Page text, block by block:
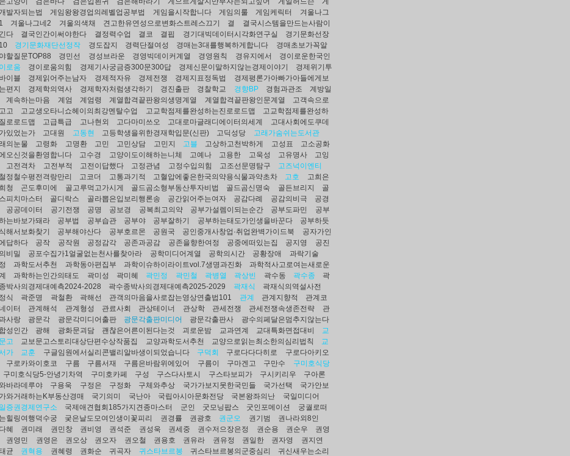
발자되는법
게임왕왕경업의레벨업공부법 게임을시작합니다 게임의룰 게임케릭터
겨울나그
겨울나그네2 겨울의색채 견고한유연성으로변화스트레스끄기 결
결국시스템을만드는사람이
다
결국인간이써야한다 결정력수업 결코 결핍 경기대빅데이터시각화연구실
경기문화선장
경기문화재단선정작 경도잡지 경력단절여성 경매는3대를행복하게합니다
경매초보가꼭알
할질문TOP88
경민선 경성브라운 경영빅데이커계열 경영원칙 경유지에서
경이로운한국인
로움
경이로움의힘 경제기사궁금증300문300답 경제신문이말하지않는경제이야기
경제위기투
이블
경제읽어주는남자 경제적자유 경제전쟁 경제지표정독법
경제평론가아빠가아들에게보
편지
경제학의역사 경제학자처럼생각하기 경진출판 경찰학교 경향BP 경험과관조
계방일
계속하는마음 계엄 계엄령 계열합격끝판왕의생명계열 계열합격끝판왕인문계열
고객속으로
고
고교생오타니쇼헤이의최강멘탈수업 고교학점제를완성하는진로로드맵
고교학점제를완성하
로로드맵
고급특급 고나현외 고다마미쓰오 고대로마글래디에이터의세계
고대사회에도쿠데
있었는가
고대원 고동현 고등학생을위한경재학입문(신판) 고딕성당
고래가숨쉬는도서관
의눈물
고령화 고명환 고민 고민상담 고민지 고블 고상하고천박하게 고성표
고소공화
오신것을환영합니다
고수경 고양이도이해하는니체 고예나 고용한 고욱성 고유명사
고잉
고전격차 고전부적 고전이답했다 고정관념 고정수입의힘 고조선문명탐구
고즈넉이엔티
정철수평전격랑만리
고코더 고통과기적 고혈압에좋은한국의약용식물과약초차 고호
고희은
청
곤도후미에 골고루먹고가시게 골드곰소형부동산투자비법 골드곰신명숙 골든브리지
골
피치마스터
골디락스 골라뽑은입보리행론송 공간읽어주는여자 공감다례 공감의비극
공경
공공데이터 공기전쟁 공명 공보경 공복최고의약 공부가설렘이되는순간 공부도파민
공부
는바보가돼라
공부법 공부습관 공부야 공부잘하기 공부하는태도가인생을바꾼다
공부하듯
해서보화찾기
공부해야산다 공부호르몬 공원국 공인중개사창업·취업완벽가이드북
공자가인
답하다
공작 공작원 공정감각 공존과공감 공존을향한여정 공중에떠있는집 공지영
공진
비밀
공포수집가1얼굴없는천사를찾아라 공학미디어계열 공학의시간 공황장애
과락기술
과학도서추천 과학동아편집부 과학이슈하이라이트vol.7생명과진화
과학적사고로여는새로운
과학하는인간의태도 곽미성 곽미혜 곽민정 곽민철 곽병열 곽상빈 곽수동 곽수종
곽
박사의경제대예측2024-2028
곽수종박사의경제대예측2025-2029 곽재식
곽재식의역설사전
식
곽준명 곽철환 곽해선 관객의마음을사로잡는영상연출법101 관계 관계지향적
관계코
이터
관계해석 관계형성 관료사회 관상테이너 관상학 관세전쟁 관세전쟁속생존전략
관
사랑
광문각 광문각미디어출판 광문각출판미디어 광문각출판사
광수의페달은멈추지않는다
성인간
광해 광화문괴담 괜찮은어른이된다는것 괴로운밤 교과연계 교대특화면접대비
교
고
교보문고스토리대상단편수상작품집 교양과학도서추천 교양으로읽는최소한의심리법칙
교
가
교훈 구글임원에서실리콘밸리알바생이되었습니다 구덕회 구로다다다히로
구로다아키오
구로카와이호코 구름 구름서재 구름은바람위에있어 구름이 구마겐고 구만수
구미호식당
구미호식당5-안녕기차역 구미호카페 구성 구스다사토시 구스타보피가 구시키리우
구아론
바라데루야
구용욱 구정은 구정화 구체와추상 국가가보지못한국민들 국가선택
국가안보
와거래하는K부동산경매
국기의미 국난아 국립아시아문화전당 국본왕좌의난
국일미디어
증권경제연구소
국제애견협회185가지견종마스터 군인 굿모닝팝스 굿인포메이션
궁궐로떠
힐링여행덕수궁
궂은날도모여인생이꽃피리 권경률 권광호 권군오 권기범
권나라외8인
혜
권미래 권민창 권비영 권석준 권성욱 권세중 권수저으장은정 권순용 권순우
권영
권영민 권영은 권오상 권오자 권오철 권용호 권유라 권유정 권일한 권자영
권지연
균
권혁용 권혜령 권화순 귀곡자 귀스타브르봉 귀스타브르봉의군중심리
귀신새우는소리